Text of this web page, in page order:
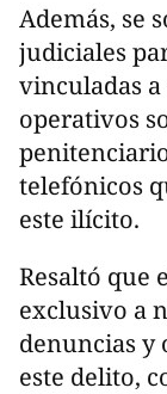
Además, se
judiciales
vinculadas
operativos
telefónicos
este ilícito.
Resaltó que
exclusivo a
denuncias y
este delito,